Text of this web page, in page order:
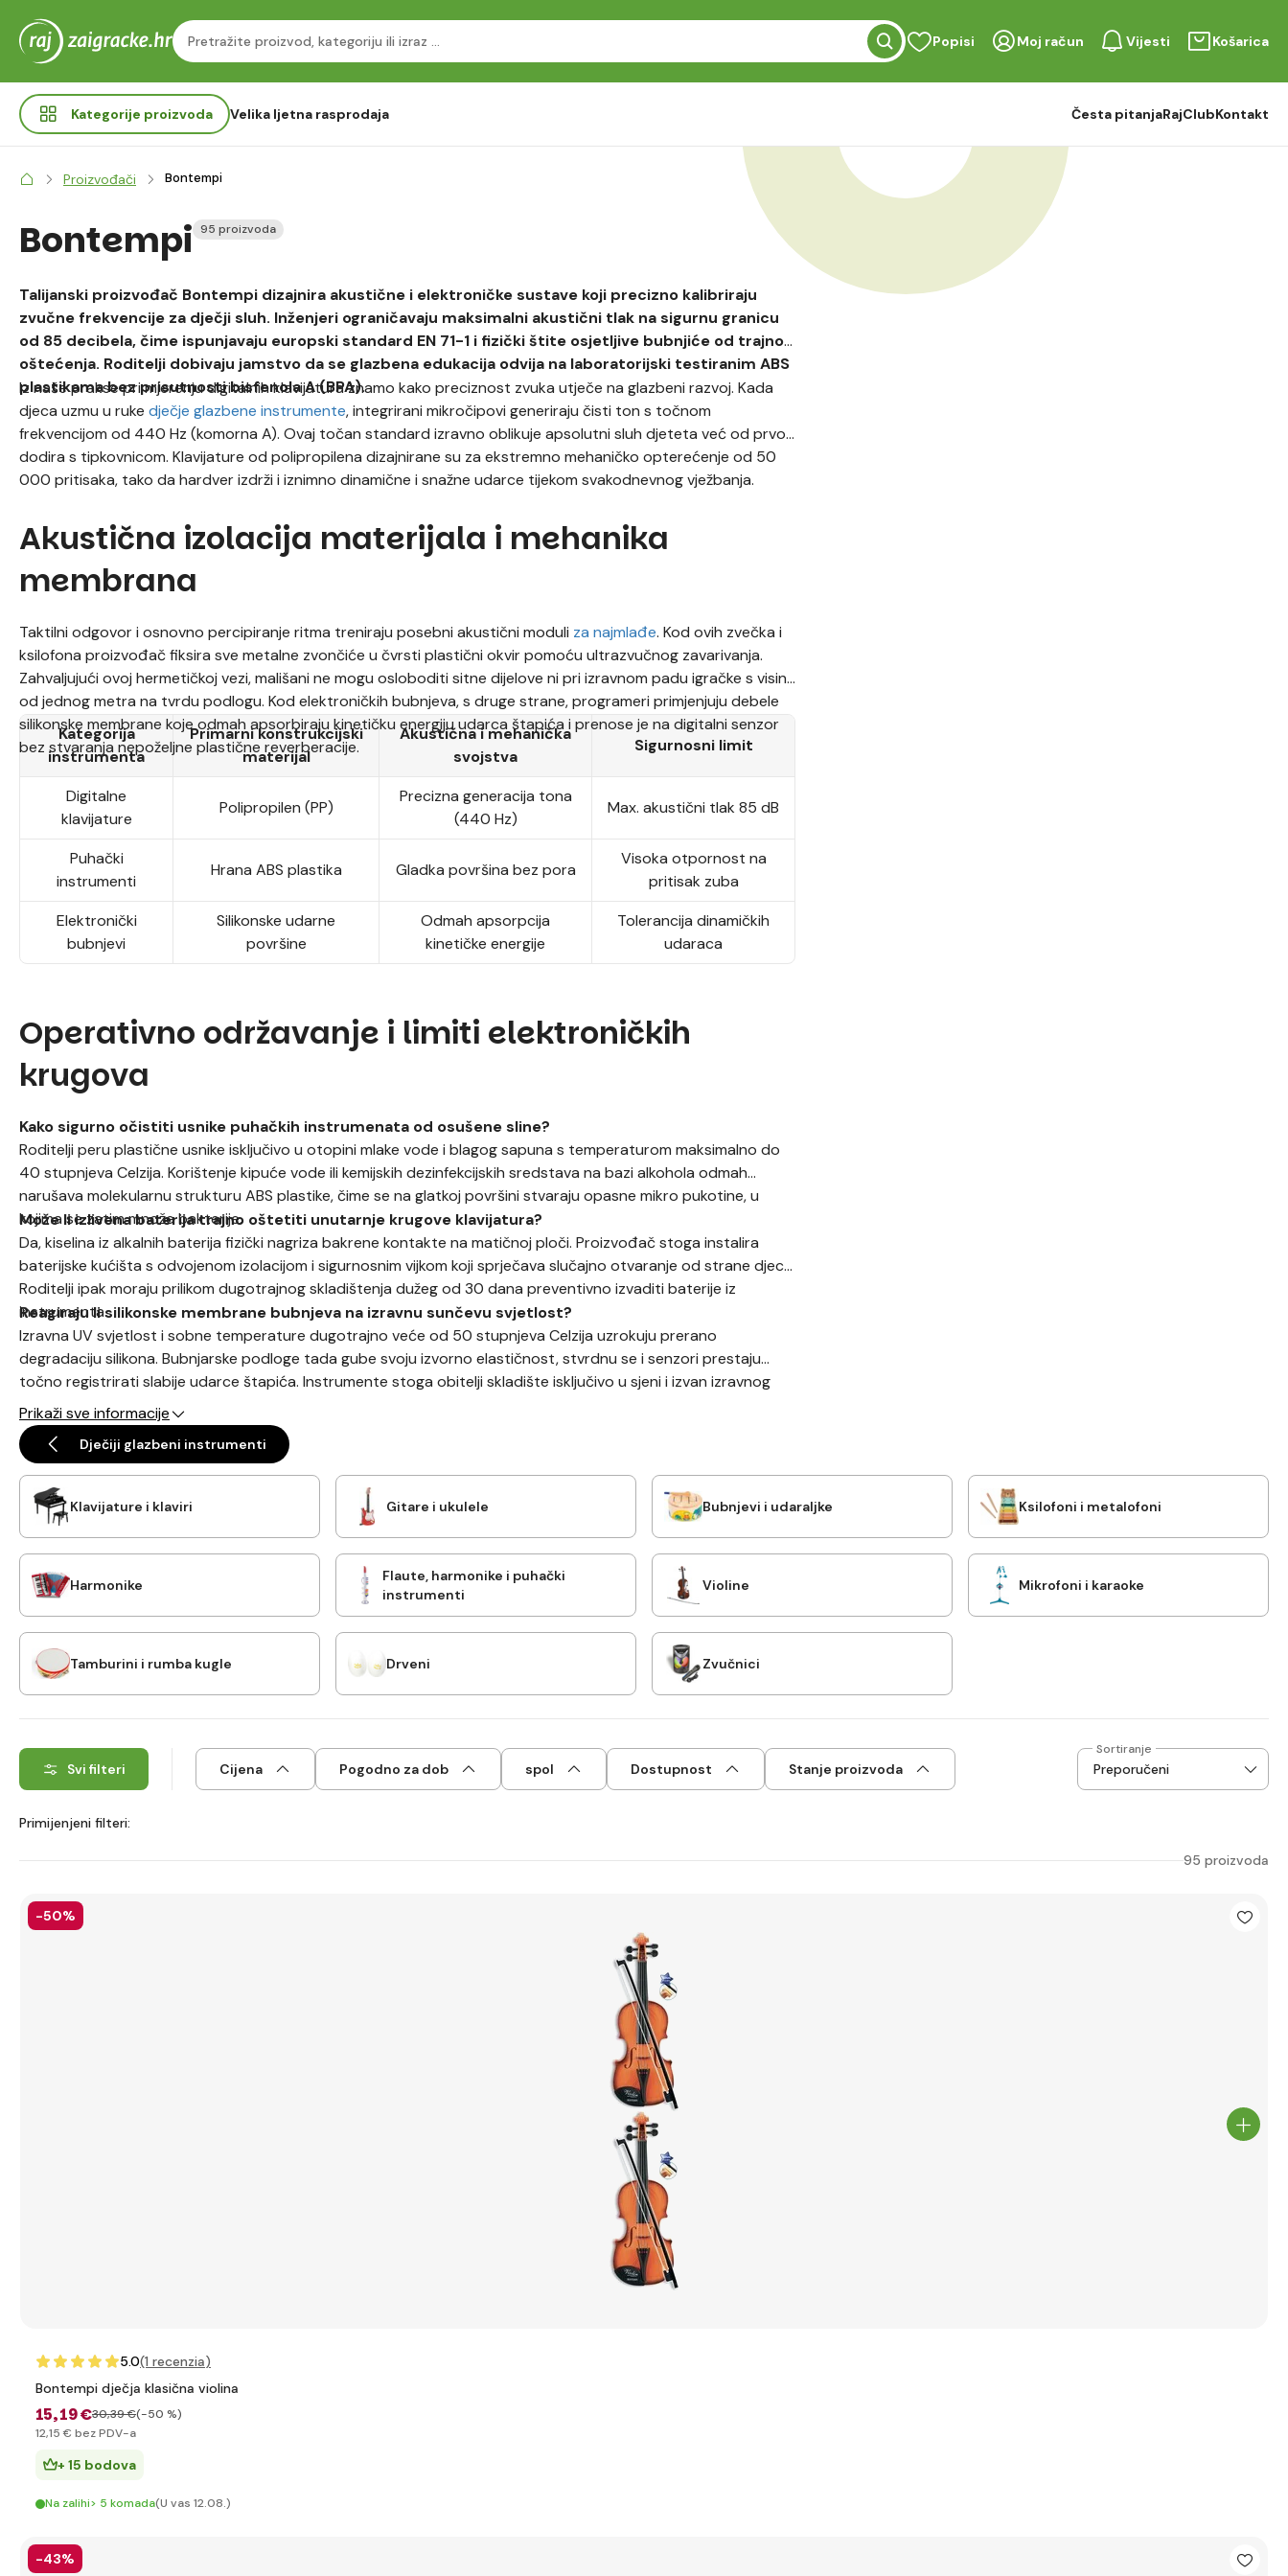
Popisi Moj račun Vijesti Košarica
Kategorije proizvoda Velika ljetna rasprodaja Česta pitanjaRajClubKontakt
Proizvođači Bontempi
Bontempi 95 proizvoda
Talijanski proizvođač Bontempi dizajnira akustične i elektroničke sustave koji precizno kalibriraju
zvučne frekvencije za dječji sluh. Inženjeri ograničavaju maksimalni akustični tlak na sigurnu granicu
od 85 decibela, čime ispunjavaju europski standard EN 71-1 i fizički štite osjetljive bubnjiće od trajnog
oštećenja. Roditelji dobivaju jamstvo da se glazbena edukacija odvija na laboratorijski testiranim ABS
plastikama bez prisutnosti bisfenola A (BPA).
Iz naše prakse pri mjerenju digitalnih klavijatura znamo kako preciznost zvuka utječe na glazbeni razvoj. Kada
djeca uzmu u ruke dječje glazbene instrumente, integrirani mikročipovi generiraju čisti ton s točnom
frekvencijom od 440 Hz (komorna A). Ovaj točan standard izravno oblikuje apsolutni sluh djeteta već od prvog
dodira s tipkovnicom. Klavijature od polipropilena dizajnirane su za ekstremno mehaničko opterećenje od 50
000 pritisaka, tako da hardver izdrži i iznimno dinamične i snažne udarce tijekom svakodnevnog vježbanja.
Akustična izolacija materijala i mehanika
membrana
Taktilni odgovor i osnovno percipiranje ritma treniraju posebni akustični moduli za najmlađe. Kod ovih zvečka i
ksilofona proizvođač fiksira sve metalne zvončiće u čvrsti plastični okvir pomoću ultrazvučnog zavarivanja.
Zahvaljujući ovoj hermetičkoj vezi, mališani ne mogu osloboditi sitne dijelove ni pri izravnom padu igračke s visine
od jednog metra na tvrdu podlogu. Kod elektroničkih bubnjeva, s druge strane, programeri primjenjuju debele
silikonske membrane koje odmah apsorbiraju kinetičku energiju udarca štapića i prenose je na digitalni senzor
bez stvaranja nepoželjne plastične reverberacije.
Kategorija
instrumenta
Primarni konstrukcijski
materijal
Akustična i mehanička
svojstva
Sigurnosni limit
Digitalne
klavijature
Polipropilen (PP)
Precizna generacija tona
(440 Hz)
Max. akustični tlak 85 dB
Puhački
instrumenti
Hrana ABS plastika Gladka površina bez pora
Visoka otpornost na
pritisak zuba
Elektronički
bubnjevi
Silikonske udarne
površine
Odmah apsorpcija
kinetičke energije
Tolerancija dinamičkih
udaraca
Operativno održavanje i limiti elektroničkih
krugova
Kako sigurno očistiti usnike puhačkih instrumenata od osušene sline?
Roditelji peru plastične usnike isključivo u otopini mlake vode i blagog sapuna s temperaturom maksimalno do
40 stupnjeva Celzija. Korištenje kipuće vode ili kemijskih dezinfekcijskih sredstava na bazi alkohola odmah
narušava molekularnu strukturu ABS plastike, čime se na glatkoj površini stvaraju opasne mikro pukotine, u
kojima se zatim množe bakterije.
Može li izlivena baterija trajno oštetiti unutarnje krugove klavijatura?
Da, kiselina iz alkalnih baterija fizički nagriza bakrene kontakte na matičnoj ploči. Proizvođač stoga instalira
baterijske kućišta s odvojenom izolacijom i sigurnosnim vijkom koji sprječava slučajno otvaranje od strane djece.
Roditelji ipak moraju prilikom dugotrajnog skladištenja dužeg od 30 dana preventivno izvaditi baterije iz
instrumenta.
Reagiraju li silikonske membrane bubnjeva na izravnu sunčevu svjetlost?
Izravna UV svjetlost i sobne temperature dugotrajno veće od 50 stupnjeva Celzija uzrokuju prerano
degradaciju silikona. Bubnjarske podloge tada gube svoju izvorno elastičnost, stvrdnu se i senzori prestaju
točno registrirati slabije udarce štapića. Instrumente stoga obitelji skladište isključivo u sjeni i izvan izravnog
dosega radijatora.
Prikaži sve informacije
Dječiji glazbeni instrumenti
Klavijature i klaviri Gitare i ukulele Bubnjevi i udaraljke Ksilofoni i metalofoni
Harmonike
Flaute, harmonike i puhački
instrumenti
Violine Mikrofoni i karaoke
Tamburini i rumba kugle Drveni Zvučnici
Svi filteri Cijena Pogodno za dob spol Dostupnost Stanje proizvoda
Sortiranje
Primijenjeni filteri:
95 proizvoda
-50%
5.0(1 recenzia)
Bontempi dječja klasična violina
15,19 €30,39 €(-50 %)
12,15 € bez PDV-a
+ 15 bodova
Na zalihi> 5 komada(U vas 12.08.)
-43%